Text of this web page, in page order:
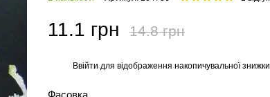
11.1 грн 14.8 грн
Ввійти для відображення накопичувальної знижки
Фасовка